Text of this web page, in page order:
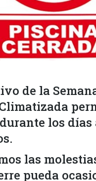
de la
los días
las
pueda